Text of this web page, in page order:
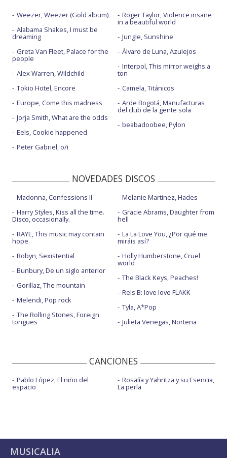
Weezer, Weezer (Gold album)
Alabama Shakes, I must be
dreaming
Greta Van Fleet, Palace for the
people
Alex Warren, Wildchild
Tokio Hotel, Encore
Europe, Come this madness
Jorja Smith, What are the odds
Eels, Cookie happened
Peter Gabriel, o/i
Roger Taylor, Violence insane
in a beautiful world
Jungle, Sunshine
Álvaro de Luna, Azulejos
Interpol, This mirror weighs a
ton
Camela, Titánicos
Arde Bogotá, Manufacturas
del club de la gente sola
beabadoobee, Pylon
NOVEDADES DISCOS
Madonna, Confessions II
Harry Styles, Kiss all the time.
Disco, occasionally.
RAYE, This music may contain
hope.
Robyn, Sexistential
Bunbury, De un siglo anterior
Gorillaz, The mountain
Melendi, Pop rock
The Rolling Stones, Foreign
tongues
Melanie Martinez, Hades
Gracie Abrams, Daughter from
hell
La La Love You, ¿Por qué me
miráis así?
Holly Humberstone, Cruel
world
The Black Keys, Peaches!
Rels B: love love FLAKK
Tyla, A*Pop
Julieta Venegas, Norteña
CANCIONES
Pablo López, El niño del
espacio
Rosalía y Yahritza y su Esencia,
La perla
MUSICALIA